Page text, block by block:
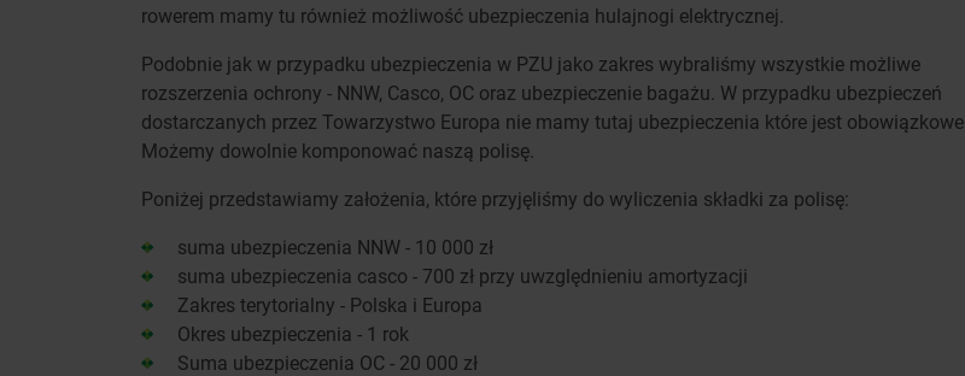
rowerem mamy tu również możliwość ubezpieczenia hulajnogi elektrycznej.
Podobnie jak w przypadku ubezpieczenia w PZU jako zakres wybraliśmy wszystkie możliwe
rozszerzenia ochrony - NNW, Casco, OC oraz ubezpieczenie bagażu. W przypadku ubezpieczeń
dostarczanych przez Towarzystwo Europa nie mamy tutaj ubezpieczenia które jest obowiązkowe.
Możemy dowolnie komponować naszą polisę.
Poniżej przedstawiamy założenia, które przyjęliśmy do wyliczenia składki za polisę:
suma ubezpieczenia NNW - 10 000 zł
suma ubezpieczenia casco - 700 zł przy uwzględnieniu amortyzacji
Zakres terytorialny - Polska i Europa
Okres ubezpieczenia - 1 rok
Suma ubezpieczenia OC - 20 000 zł